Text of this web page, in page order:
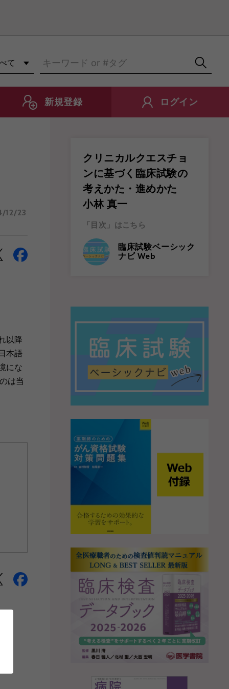
らせ 新規登録 ログイン
12/23
以降
本語
にな
は当
クリニカルクエスチョ
ンに基づく臨床試験の
考えかた・進めかた
小林 真一
「目次」はこちら
臨床試験ベーシック
ナビ Web